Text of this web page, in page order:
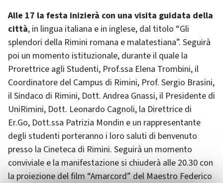
Alle 17 la festa inizierà con una visita guidata della
città, in lingua italiana e in inglese, dal titolo “Gli
splendori della Rimini romana e malatestiana”. Seguirà
poi un momento istituzionale, durante il quale la
Prorettrice agli Studenti, Prof.ssa Elena Trombini, il
Coordinatore del Campus di Rimini, Prof. Sergio Brasini,
il Sindaco di Rimini, Dott. Andrea Gnassi, il Presidente di
UniRimini, Dott. Leonardo Cagnoli, la Direttrice di
Er.Go, Dott.ssa Patrizia Mondin e un rappresentante
degli studenti porteranno i loro saluti di benvenuto
presso la Cineteca di Rimini. Seguirà un momento
conviviale e la manifestazione si chiuderà alle 20.30 con
la proiezione del film “Amarcord” del Maestro Federico